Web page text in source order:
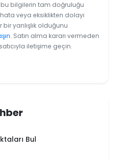
bilgilerin tam doğruluğu
veya eksiklikten dolayı
yanlışlık olduğunu
. Satın alma kararı vermeden
iletişime geçin.
Bul